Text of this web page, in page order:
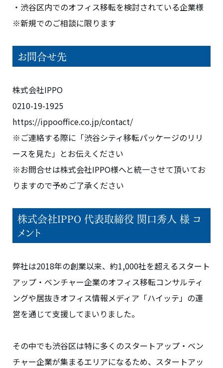
・渋谷区内でのオフィス移転を検討されている企業様
※新規でのご相談に限ります
お問合せ先
株式会社IPPO
0210-19-1925
https://ippooffice.co.jp/contact/
※ご連絡する際に「渋谷シティ移転パッケージのリリ
ースを見た」とお伝えください
※お問合せは株式会社IPPO様へと統一させて頂いてお
りますので予めご了承ください
株式会社IPPO 代表取締役 関口秀人 様 コ
メント
弊社は2018年の創業以来、約1,000社を超えるスタート
アップ・ベンチャー企業のオフィス移転コンサルティ
ングや居抜きオフィス情報メディア「ハイッテ」の運
営を通じて支援してまいりました。
その中でも渋谷区は特に多くのスタートアップ・ベン
チャー企業が集まるエリアになるため、スタートアッ